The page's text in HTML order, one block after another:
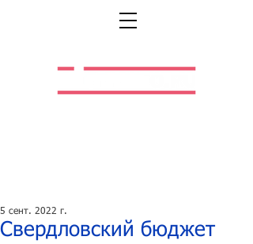
Свердловский бюджет
5 сент. 2022 г.